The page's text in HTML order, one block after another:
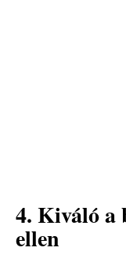
4. Kiváló a
ellen